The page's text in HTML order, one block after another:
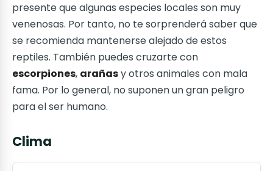
presente que algunas especies locales son muy
venenosas. Por tanto, no te sorprenderá saber que
se recomienda mantenerse alejado de estos
reptiles. También puedes cruzarte con
escorpiones, arañasy otros animales con mala
fama. Por lo general, no suponen un gran peligro
para el ser humano.
Clima